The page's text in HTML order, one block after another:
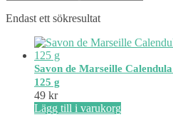
Endast ett sökresultat
Savon de Marseille
125 g
49 kr
Lägg till i varukorg